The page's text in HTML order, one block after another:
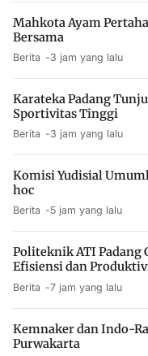
Mahkota Ayam
Bersama
Berita 3 jam yang lalu
Karateka Padang
Sportivitas Tinggi
Berita 3 jam yang lalu
Komisi Yudisial
hoc
Berita 5 jam yang lalu
Politeknik ATI Padang
Efisiensi dan
Berita 7 jam yang lalu
Kemnaker dan Indo-
Purwakarta